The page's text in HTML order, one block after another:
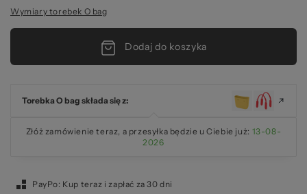
Wymiary torebek O bag
Dodaj do koszyka
Torebka O bag składa się z:
Złóż zamówienie teraz, a przesyłka będzie u Ciebie już: 13-08-
2026
PayPo: Kup teraz i zapłać za 30 dni